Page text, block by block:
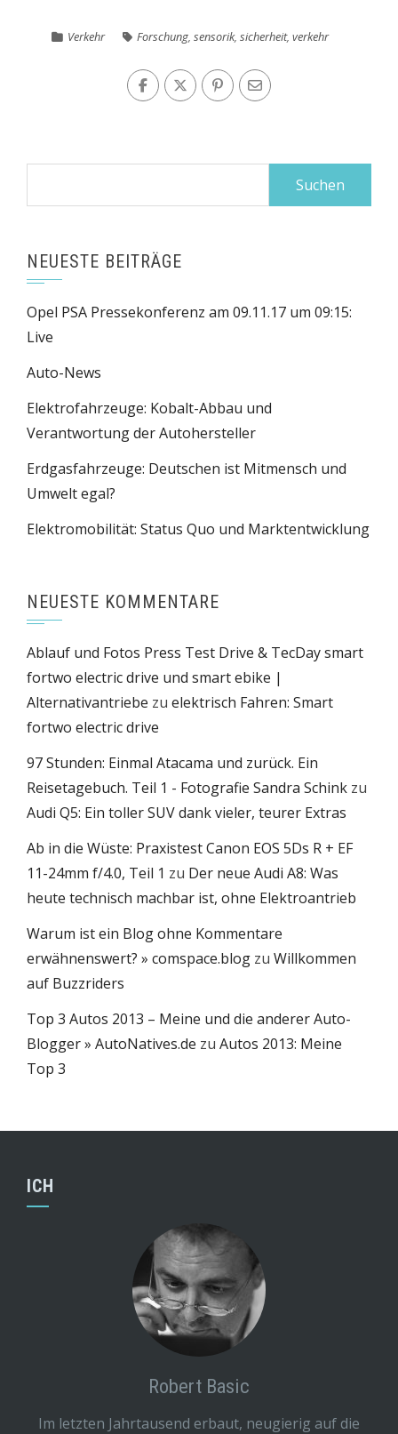
Verkehr Forschung, sensorik, sicherheit, verkehr
NEUESTE BEITRÄGE
Opel PSA Pressekonferenz am 09.11.17 um 09:15:
Live
Auto-News
Elektrofahrzeuge: Kobalt-Abbau und
Verantwortung der Autohersteller
Erdgasfahrzeuge: Deutschen ist Mitmensch und
Umwelt egal?
Elektromobilität: Status Quo und Marktentwicklung
NEUESTE KOMMENTARE
Ablauf und Fotos Press Test Drive & TecDay smart
fortwo electric drive und smart ebike |
Alternativantriebe zu elektrisch Fahren: Smart
fortwo electric drive
97 Stunden: Einmal Atacama und zurück. Ein
Reisetagebuch. Teil 1 - Fotografie Sandra Schink zu
Audi Q5: Ein toller SUV dank vieler, teurer Extras
Ab in die Wüste: Praxistest Canon EOS 5Ds R + EF
11-24mm f/4.0, Teil 1 zu Der neue Audi A8: Was
heute technisch machbar ist, ohne Elektroantrieb
Warum ist ein Blog ohne Kommentare
erwähnenswert? » comspace.blog zu Willkommen
auf Buzzriders
Top 3 Autos 2013 – Meine und die anderer Auto-
Blogger » AutoNatives.de zu Autos 2013: Meine
Top 3
ICH
Robert Basic
Im letzten Jahrtausend erbaut, neugierig auf die